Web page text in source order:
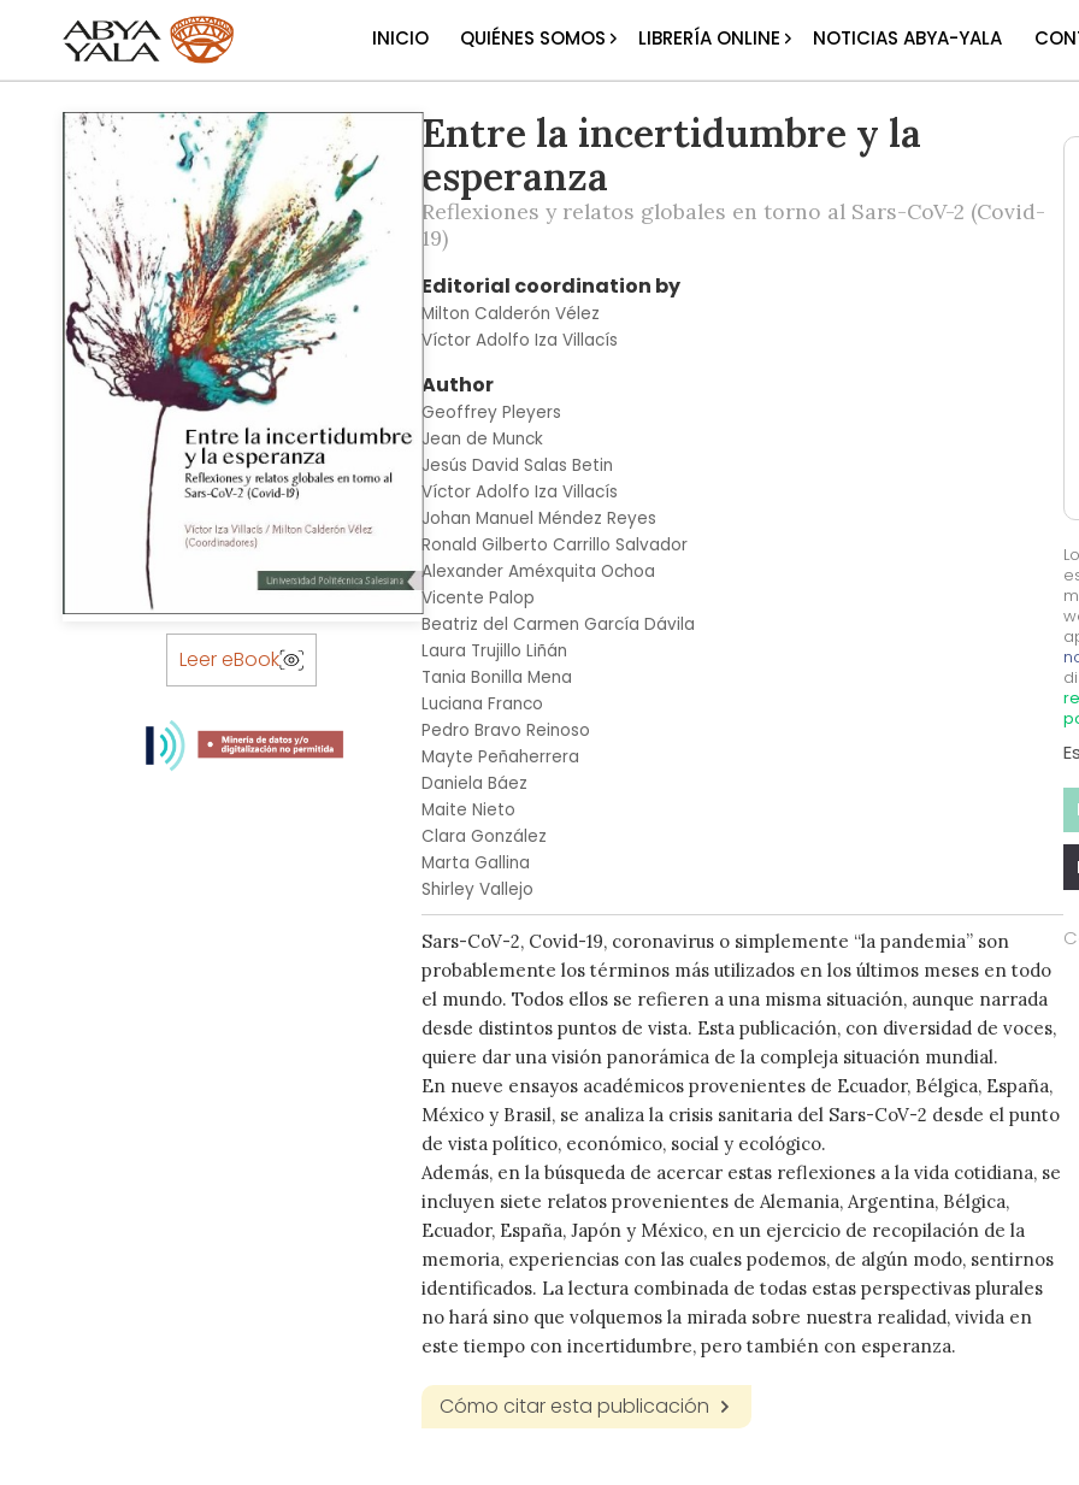
INICIO QUIÉNES SOMOS LIBRERÍA ONLINE NOTICIAS ABYA-YALA
Skip
the
end
of
the
images
gallery
Leer eBook
Entre la incertidumbre y la
esperanza
Reflexiones y relatos globales en torno al Sars-CoV-2 (Covid-
19)
Editorial coordination by
Milton Calderón Vélez
Víctor Adolfo Iza Villacís
Author
Geoffrey Pleyers
Jean de Munck
Jesús David Salas Betin
Víctor Adolfo Iza Villacís
Johan Manuel Méndez Reyes
Ronald Gilberto Carrillo Salvador
Alexander Améxquita Ochoa
Vicente Palop
Beatriz del Carmen García Dávila
Laura Trujillo Liñán
Tania Bonilla Mena
Luciana Franco
Pedro Bravo Reinoso
Mayte Peñaherrera
Daniela Báez
Maite Nieto
Clara González
Marta Gallina
Shirley Vallejo
Sars-CoV-2, Covid-19, coronavirus o simplemente “la pandemia” son
probablemente los términos más utilizados en los últimos meses en todo
el mundo. Todos ellos se refieren a una misma situación, aunque narrada
desde distintos puntos de vista. Esta publicación, con diversidad de voces,
quiere dar una visión panorámica de la compleja situación mundial.
En nueve ensayos académicos provenientes de Ecuador, Bélgica, España,
México y Brasil, se analiza la crisis sanitaria del Sars-CoV-2 desde el punto
de vista político, económico, social y ecológico.
Además, en la búsqueda de acercar estas reflexiones a la vida cotidiana, se
incluyen siete relatos provenientes de Alemania, Argentina, Bélgica,
Ecuador, España, Japón y México, en un ejercicio de recopilación de la
memoria, experiencias con las cuales podemos, de algún modo, sentirnos
identificados. La lectura combinada de todas estas perspectivas plurales
no hará sino que volquemos la mirada sobre nuestra realidad, vivida en
este tiempo con incertidumbre, pero también con esperanza.
Cómo citar esta publicación